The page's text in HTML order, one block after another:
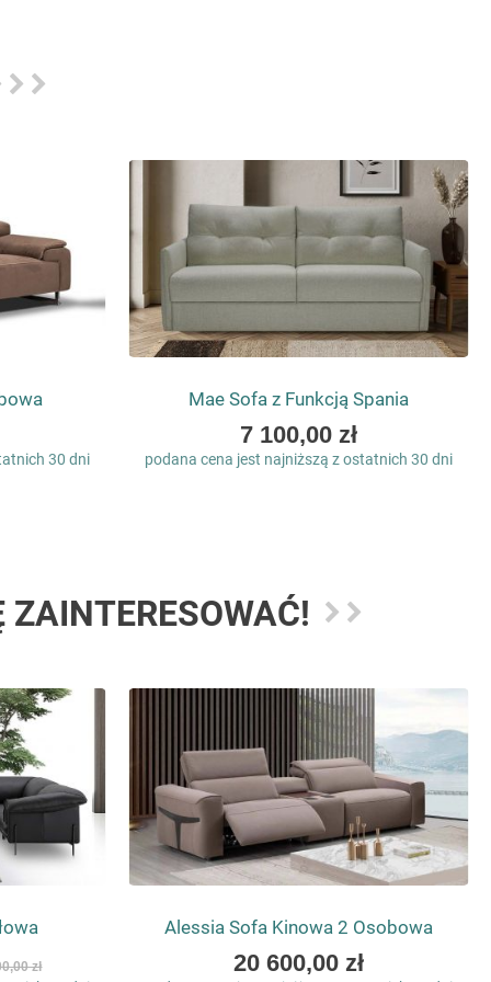
30 dni
Mae Sofa z Funkcją Spania
As
low
7 100,00 zł
podana cena jest najniższą z ostatnich 30 dni
zł
Alessia Sofa Kinowa 2 Osobowa
As
20 600,00 zł